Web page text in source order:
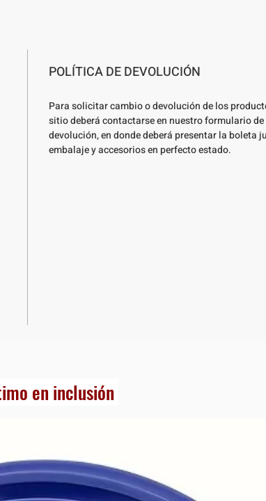
POLÍTICA DE DEVOLUCIÓN
Para solicitar cambio o devolución de los
sitio deberá contactarse en nuestro formulario
devolución, en donde deberá presentar la boleta
embalaje y accesorios en perfecto estado.
en inclusión